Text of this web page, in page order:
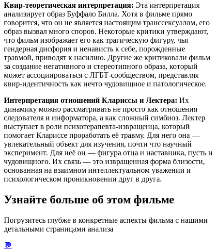
Квир-теоретическая интерпретация: Эта интерпретация
анализирует образ Буффало Билла. Хотя в фильме прямо
говорится, что он не является настоящим транссексуалом, его
образ вызвал много споров. Некоторые критики утверждают,
что фильм изображает его как трагическую фигуру, чья
гендерная дисфория и ненависть к себе, порожденные
травмой, приводят к насилию. Другие же критиковали фильм
за создание негативного и стереотипного образа, который
может ассоциироваться с ЛГБТ-сообществом, представляя
квир-идентичность как нечто чудовищное и патологическое.
Интерпретация отношений Клариссы и Лектера: Их
динамику можно рассматривать не просто как отношения
следователя и информатора, а как сложный симбиоз. Лектер
выступает в роли психотерапевта-извращенца, который
помогает Клариссе проработать её травму. Для него она —
увлекательный объект для изучения, почти что научный
эксперимент. Для неё он — фигура отца и наставника, пусть и
чудовищного. Их связь — это извращенная форма близости,
основанная на взаимном интеллектуальном уважении и
психологическом проникновении друг в друга.
Узнайте больше об этом фильме
Погрузитесь глубже в конкретные аспекты фильма с нашими
детальными страницами анализа
💬